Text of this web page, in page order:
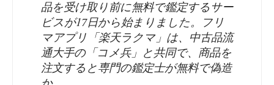
品を受け取り前に無料で鑑定するサー
ビスが17日から始まりました。フリ
マアプリ「楽天ラクマ」は、中古品流
通大手の「コメ兵」と共同で、商品を
注文すると専門の鑑定士が無料で偽造